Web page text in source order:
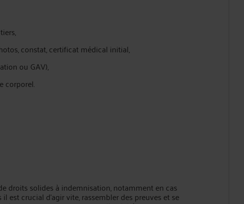
constat, certificat médical initial,
ou GAV),
corporel.
droits solides à indemnisation, notamment en cas
est crucial d’agir vite, rassembler des preuves et se